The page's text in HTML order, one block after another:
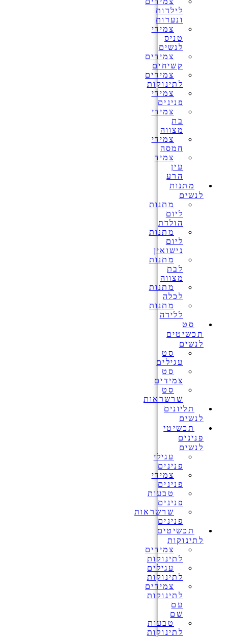
לילדות
ונערות
צמידי
טניס
לנשים
צמידים
קשיחים
צמידים
לתינוקות
צמידי
פנינים
צמידי
בת
מצווה
צמידי
חמסה
צמיד
עין
הרע
מתנות
לנשים
מתנות
ליום
הולדת
מתנות
ליום
נישואין
מתנות
לבת
מצווה
מתנות
לכלה
מתנות
ללידה
סט
תכשיטים
לנשים
סט
עגילים
סט
צמידים
סט
שרשראות
תליונים
לנשים
תכשיטי
פנינים
לנשים
עגילי
פנינים
צמידי
פנינים
טבעות
פנינים
שרשראות
פנינים
תכשיטים
לתינוקות
צמידים
לתינוקות
עגילים
לתינוקות
צמידים
לתינוקות
עם
שם
טבעות
לתינוקות